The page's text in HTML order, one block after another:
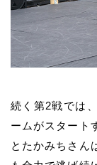
続く第2戦では
ームがスタート
とたかみちさん